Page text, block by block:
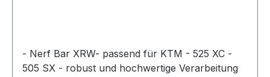
- Nerf Bar XRW- passend für KTM - 525 XC -
505 SX - robust und hochwertige Verarbeitung